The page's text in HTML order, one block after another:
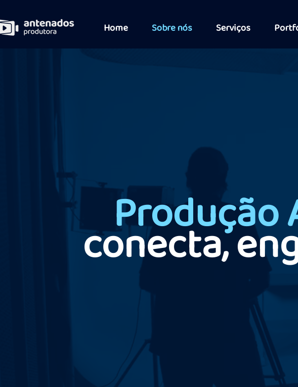
Home Sobre nós Serviços
Produção
conecta,